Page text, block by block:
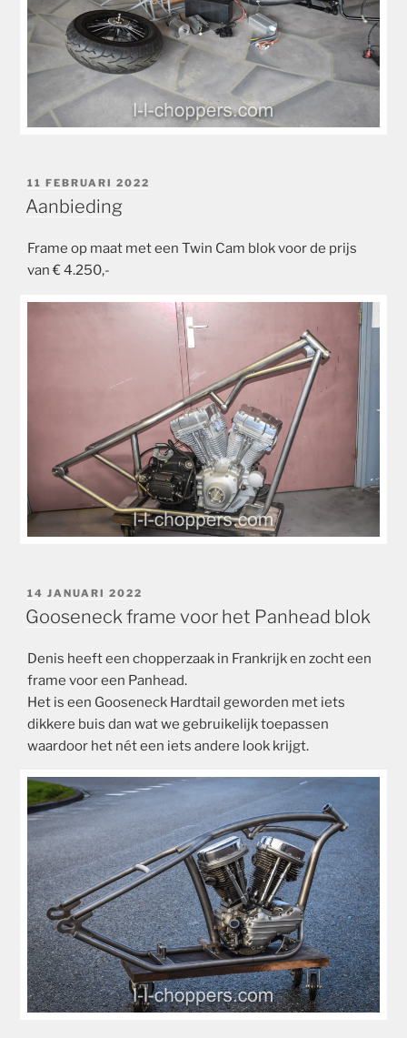
GEPLAATST
OP
11 FEBRUARI 2022
Aanbieding
Frame op maat met een Twin Cam blok voor de prijs
van € 4.250,-
GEPLAATST
OP
14 JANUARI 2022
Gooseneck frame voor het Panhead blok
Denis heeft een chopperzaak in Frankrijk en zocht een
frame voor een Panhead.
Het is een Gooseneck Hardtail geworden met iets
dikkere buis dan wat we gebruikelijk toepassen
waardoor het nét een iets andere look krijgt.